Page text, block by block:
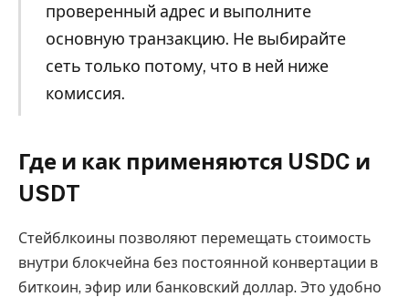
проверенный адрес и выполните
основную транзакцию. Не выбирайте
сеть только потому, что в ней ниже
комиссия.
Где и как применяются USDC и
USDT
Стейблкоины позволяют перемещать стоимость
внутри блокчейна без постоянной конвертации в
биткоин, эфир или банковский доллар. Это удобно